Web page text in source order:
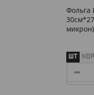
Фольга
микрон)
ШТ